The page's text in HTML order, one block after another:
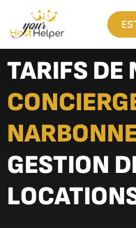
TARIFS DE
GESTION